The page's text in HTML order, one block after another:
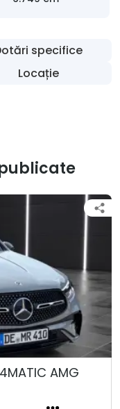
specifice
Locație
AMG